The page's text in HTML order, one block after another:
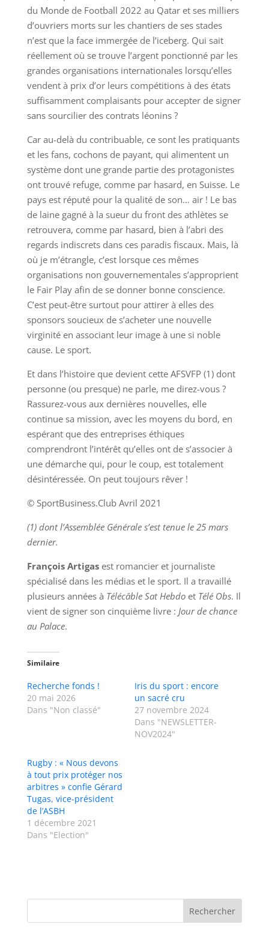
du Monde de Football 2022 au Qatar et ses milliers
d’ouvriers morts sur les chantiers de ses stades
n’est que la face immergée de l’iceberg. Qui sait
réellement où se trouve l’argent ponctionné par les
grandes organisations internationales lorsqu’elles
vendent à prix d’or leurs compétitions à des états
suffisamment complaisants pour accepter de signer
sans sourcilier des contrats léonins ?
Car au-delà du contribuable, ce sont les pratiquants
et les fans, cochons de payant, qui alimentent un
système dont une grande partie des protagonistes
ont trouvé refuge, comme par hasard, en Suisse. Le
pays est réputé pour la qualité de son… air ! Le bas
de laine gagné à la sueur du front des athlètes se
retrouvera, comme par hasard, bien à l’abri des
regards indiscrets dans ces paradis fiscaux. Mais, là
où je m’étrangle, c’est lorsque ces mêmes
organisations non gouvernementales s’approprient
le Fair Play afin de se donner bonne conscience.
C’est peut-être surtout pour attirer à elles des
sponsors soucieux de s’acheter une nouvelle
virginité en associant leur image à une si noble
cause. Le sport.
Et dans l’histoire que devient cette AFSVFP (1) dont
personne (ou presque) ne parle, me direz-vous ?
Rassurez-vous aux dernières nouvelles, elle
continue sa mission, avec les moyens du bord, en
espérant que des entreprises éthiques
comprendront l’intérêt qu’elles ont de s’associer à
une démarche qui, pour le coup, est totalement
désintéressée. On peut toujours rêver !
© SportBusiness.Club Avril 2021
(1) dont l’Assemblée Générale s’est tenue le 25 mars
dernier.
François Artigasest romancier et journaliste
spécialisé dans les médias et le sport. Il a travaillé
plusieurs années à Télécâble Sat Hebdoet Télé Obs. Il
vient de signer son cinquième livre : Jour de chance
au Palace.
Similaire
Recherche fonds !
20 mai 2026
Dans "Non classé"
Iris du sport : encore
un sacré cru
27 novembre 2024
Dans "NEWSLETTER-
NOV2024"
Rugby : « Nous devons
à tout prix protéger nos
arbitres » confie Gérard
Tugas, vice-président
de l’ASBH
1 décembre 2021
Dans "Election"
Rechercher